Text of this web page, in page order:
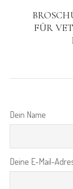
FÜR
Dein Name
Deine E-Mail-